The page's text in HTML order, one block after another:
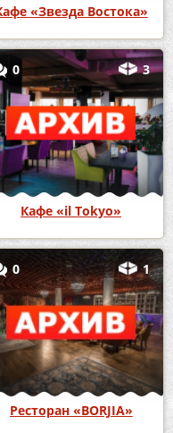
«Звезда Востока»
0 3
Кафе «il Tokyo»
0 1
Ресторан «BORJIA»